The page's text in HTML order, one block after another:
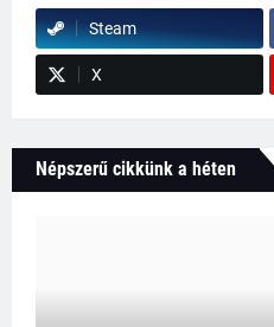
Steam
X
Népszerű cikkünk a héten